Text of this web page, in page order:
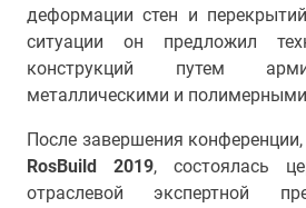
деформации стен и
ситуации он предложил
конструкций путем
металлическими и
После завершения
RosBuild 2019, состоялась
отраслевой экспертной